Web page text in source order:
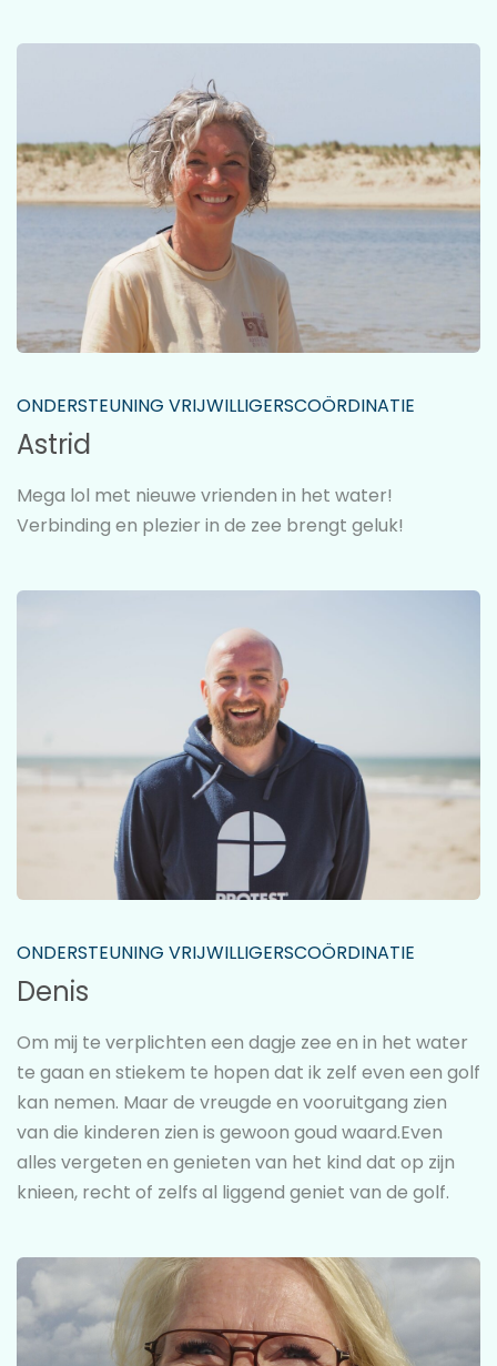
Astrid
ONDERSTEUNING VRIJWILLIGERSCOÖRDINATIE
Mega lol met nieuwe vrienden in het water!
Verbinding en plezier in de zee brengt geluk!
Denis
ONDERSTEUNING VRIJWILLIGERSCOÖRDINATIE
Om mij te verplichten een dagje zee en in het water
te gaan en stiekem te hopen dat ik zelf even een golf
kan nemen. Maar de vreugde en vooruitgang zien
van die kinderen zien is gewoon goud waard.Even
alles vergeten en genieten van het kind dat op zijn
knieen, recht of zelfs al liggend geniet van de golf.